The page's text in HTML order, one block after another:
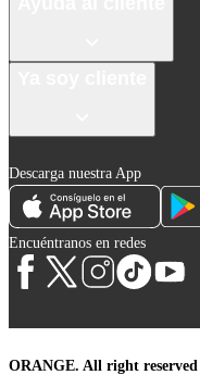
Descarga nuestra App
Encuéntranos en redes
ORANGE. All right reserved